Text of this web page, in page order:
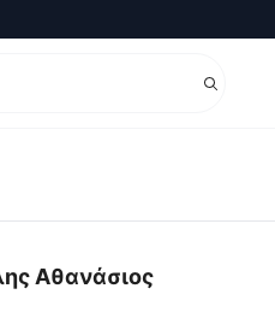
Μπόλης -
Αθανάσιος